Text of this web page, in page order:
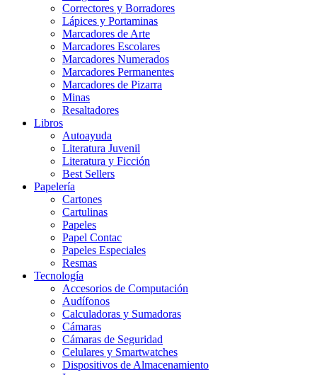
Correctores y Borradores
Lápices y Portaminas
Marcadores de Arte
Marcadores Escolares
Marcadores Numerados
Marcadores Permanentes
Marcadores de Pizarra
Minas
Resaltadores
Libros
Autoayuda
Literatura Juvenil
Literatura y Ficción
Best Sellers
Papelería
Cartones
Cartulinas
Papeles
Papel Contac
Papeles Especiales
Resmas
Tecnología
Accesorios de Computación
Audífonos
Calculadoras y Sumadoras
Cámaras
Cámaras de Seguridad
Celulares y Smartwatches
Dispositivos de Almacenamiento